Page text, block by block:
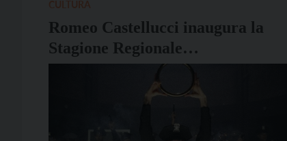
Romeo Castellucci inaugura la
Stagione Regionale
Contemporanea al Teatro